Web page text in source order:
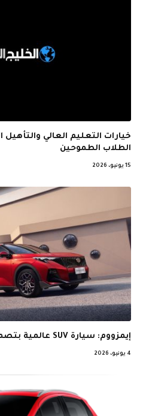
خيارات التعليم العالي
الطلاب الطموحين
15 يونيو، 2026
إيمزووم: سيارة SUV عالمية بتصميم مميز وأداء استثنائي
4 يونيو، 2026